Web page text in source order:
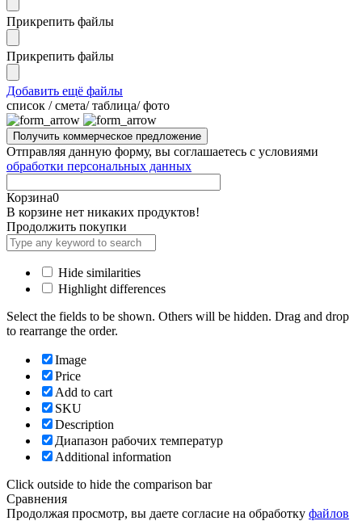
Прикрепить файлы
Прикрепить файлы
Добавить ещё файлы
cписок / смета/ таблица/ фото
Отправляя данную форму, вы соглашаетесь с условиями
обработки персональных данных
Корзина0
В корзине нет никаких продуктов!
Продолжить покупки
Hide similarities
Highlight differences
Select the fields to be shown. Others will be hidden. Drag and drop
to rearrange the order.
Image
Price
Add to cart
SKU
Description
Диапазон рабочих температур
Additional information
Click outside to hide the comparison bar
Сравнения
Продолжая просмотр, вы даете согласие на обработку файлов